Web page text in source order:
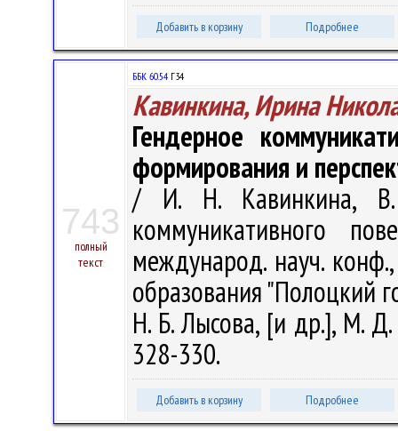
Добавить в корзину Подробнее
743
полный
текст
ББК 60.54 Г34
Кавинкина, Ирина
Гендерное
формирования и
/ И. Н. Кавинкина,
коммуникативного
международ. науч.
образования "Полоцкий
Н. Б. Лысова, [и др.], М.
328-330.
Добавить в корзину Подробнее